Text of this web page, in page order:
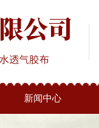
新闻中心